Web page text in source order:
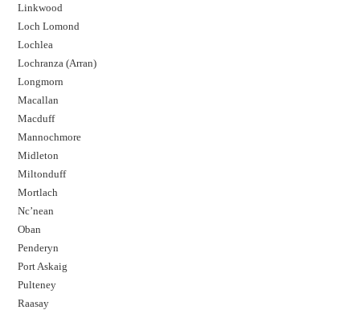
Linkwood
Loch Lomond
Lochlea
Lochranza (Arran)
Longmorn
Macallan
Macduff
Mannochmore
Midleton
Miltonduff
Mortlach
Nc’nean
Oban
Penderyn
Port Askaig
Pulteney
Raasay